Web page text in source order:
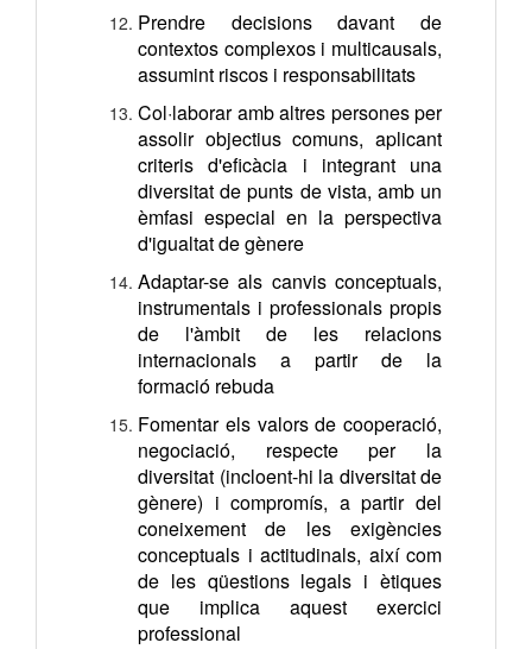
Prendre decisions davant de
contextos complexos i multicausals,
assumint riscos i responsabilitats
Col·laborar amb altres persones per
assolir objectius comuns, aplicant
criteris d'eficàcia i integrant una
diversitat de punts de vista, amb un
èmfasi especial en la perspectiva
d'igualtat de gènere
Adaptar-se als canvis conceptuals,
instrumentals i professionals propis
de l'àmbit de les relacions
internacionals a partir de la
formació rebuda
Fomentar els valors de cooperació,
negociació, respecte per la
diversitat (incloent-hi la diversitat de
gènere) i compromís, a partir del
coneixement de les exigències
conceptuals i actitudinals, així com
de les qüestions legals i ètiques
que implica aquest exercici
professional